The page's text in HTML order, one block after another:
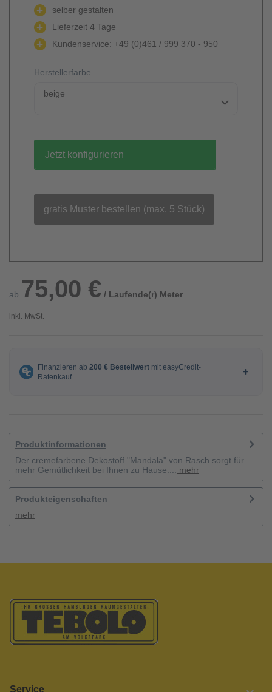
selber gestalten
Lieferzeit 4 Tage
Kundenservice: +49 (0)461 / 999 370 - 950
Herstellerfarbe
beige
Jetzt konfigurieren
gratis Muster bestellen (max. 5 Stück)
ab 75,00 € / Laufende(r) Meter
inkl. MwSt.
Produktinformationen
Der cremefarbene Dekostoff "Mandala" von Rasch sorgt für
mehr Gemütlichkeit bei Ihnen zu Hause....
mehr
Produkteigenschaften
mehr
Service